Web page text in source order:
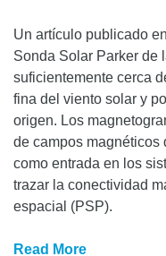
Un artículo publicado
Sonda Solar Parker de
suficientemente cerca
fina del viento solar y
origen. Los
de campos magnéticos
como entrada en los
trazar la conectividad
espacial (PSP).
Read More